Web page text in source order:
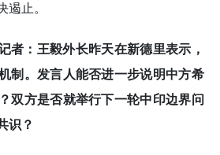
遏止。
者：王毅外长昨天在新德里表示，
制。发言人能否进一步说明中方希
双方是否就举行下一轮中印边界问
识？